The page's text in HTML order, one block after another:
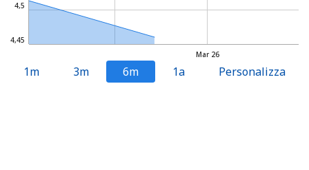
Mar 26
4,45
4,5
1m 3m 6m 1a Personalizza